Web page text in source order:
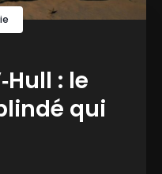
: le
qui